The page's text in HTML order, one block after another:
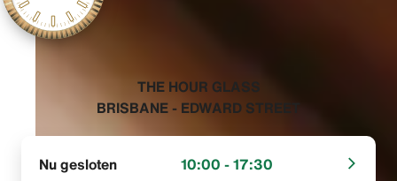
‭THE HOUR GLASS
BRISBANE - EDWARD STREET‬
Nu gesloten 10:00 - 17:30